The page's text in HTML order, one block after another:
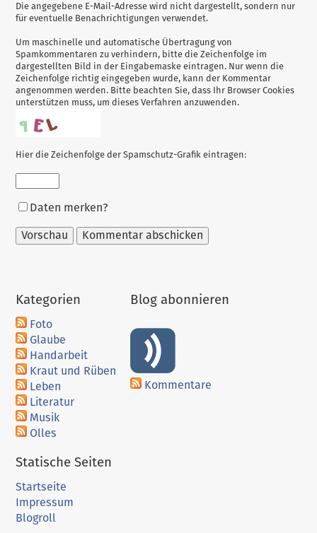
Die angegebene E-Mail-Adresse wird nicht dargestellt, sondern nur
für eventuelle Benachrichtigungen verwendet.
Um maschinelle und automatische Übertragung von
Spamkommentaren zu verhindern, bitte die Zeichenfolge im
dargestellten Bild in der Eingabemaske eintragen. Nur wenn die
Zeichenfolge richtig eingegeben wurde, kann der Kommentar
angenommen werden. Bitte beachten Sie, dass Ihr Browser Cookies
unterstützen muss, um dieses Verfahren anzuwenden.
Hier die Zeichenfolge der Spamschutz-Grafik eintragen:
Formular-
Daten merken?
Kategorien
Foto
Glaube
Handarbeit
Kraut und Rüben
Leben
Literatur
Musik
Olles
Blog abonnieren
Kommentare
Statische Seiten
Startseite
Impressum
Blogroll